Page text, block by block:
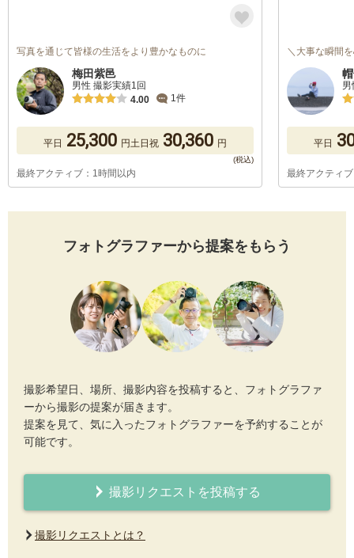
写真を通じて皆様の生活をより豊かなものに
梅田紫邑
男性 撮影実績1回
4.00
1件
平日 25,300 円土日祝 30,360 円
最終アクティブ：1時間以内
＼大事な瞬間
男
平日
最終アクティ
フォトグラファーから提案をもらう
撮影希望日、場所、撮影内容を投稿すると、フォトグラファ
ーから撮影の提案が届きます。
提案を見て、気に入ったフォトグラファーを予約することが
可能です。
撮影リクエストを投稿する
撮影リクエストとは？